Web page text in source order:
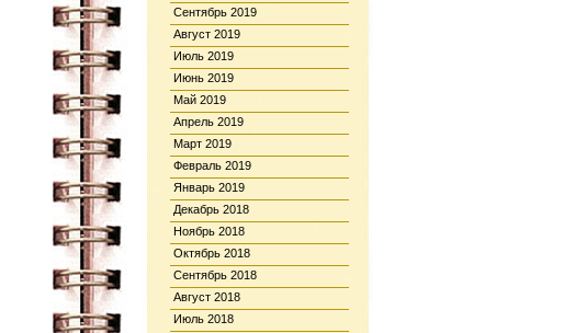
Сентябрь 2019
Август 2019
Июль 2019
Июнь 2019
Май 2019
Апрель 2019
Март 2019
Февраль 2019
Январь 2019
Декабрь 2018
Ноябрь 2018
Октябрь 2018
Сентябрь 2018
Август 2018
Июль 2018